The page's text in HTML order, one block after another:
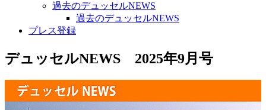
過去のデュッセルNEWS
過去のデュッセルNEWS
プレス登録
デュッセルNEWS 2025年9月号